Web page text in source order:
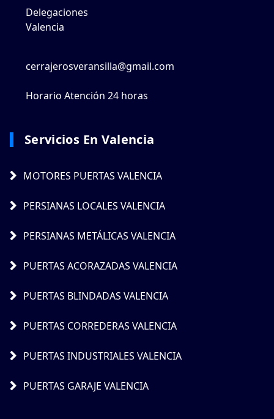
Delegaciones
Valencia
cerrajerosveransilla@gmail.com
Horario Atención 24 horas
Servicios En Valencia
MOTORES PUERTAS VALENCIA
PERSIANAS LOCALES VALENCIA
PERSIANAS METÁLICAS VALENCIA
PUERTAS ACORAZADAS VALENCIA
PUERTAS BLINDADAS VALENCIA
PUERTAS CORREDERAS VALENCIA
PUERTAS INDUSTRIALES VALENCIA
PUERTAS GARAJE VALENCIA